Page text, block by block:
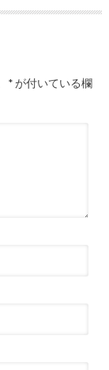
*が付いている欄